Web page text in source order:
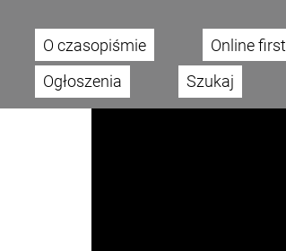
Main menu
O czasopiśmie Online first
Ogłoszenia
Szukaj